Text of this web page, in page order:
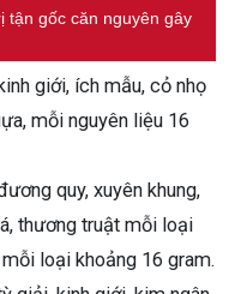
tận gốc căn nguyên gây
giới, ích mẫu, cỏ nhọ
mỗi nguyên liệu 16
quy, xuyên khung,
thương truật mỗi loại
loại khoảng 16 gram.